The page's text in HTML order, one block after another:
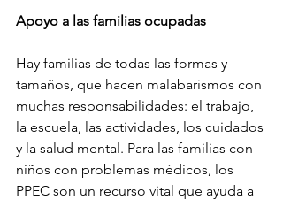
Apoyo a las familias ocupadas
Hay familias de todas las formas y
tamaños, que hacen malabarismos con
muchas responsabilidades: el trabajo,
la escuela, las actividades, los cuidados
y la salud mental. Para las familias con
niños con problemas médicos, los
PPEC son un recurso vital que ayuda a